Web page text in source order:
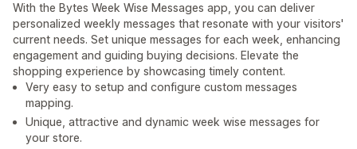
With the Bytes Week Wise Messages app, you can deliver
personalized weekly messages that resonate with your visitors'
current needs. Set unique messages for each week, enhancing
engagement and guiding buying decisions. Elevate the
shopping experience by showcasing timely content.
Very easy to setup and configure custom messages
mapping.
Unique, attractive and dynamic week wise messages for
your store.